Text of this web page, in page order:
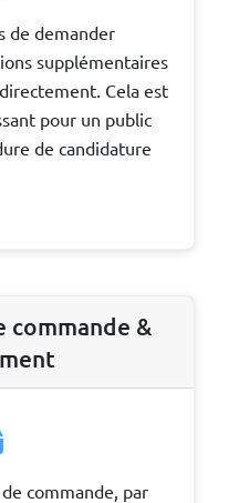
de demander
supplémentaires
Cela est
pour un public
de candidature
commande &
commande, par